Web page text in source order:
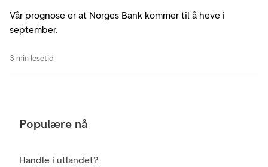
Vår prognose er at Norges Bank kommer til å heve i
september.
3 min lesetid
Populære nå
Handle i utlandet?